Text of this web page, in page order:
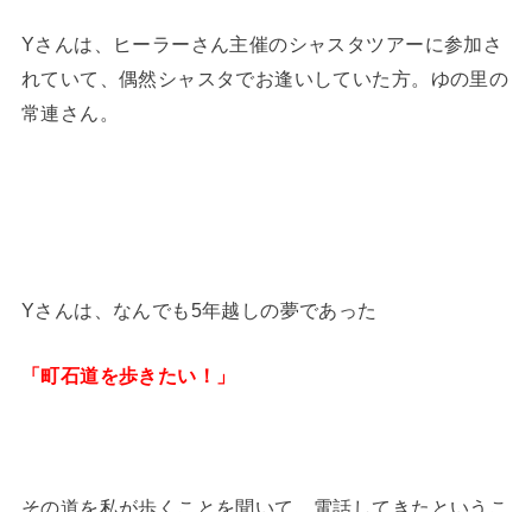
Yさんは、ヒーラーさん主催のシャスタツアーに参加さ
れていて、偶然シャスタでお逢いしていた方。ゆの里の
常連さん。
Yさんは、なんでも5年越しの夢であった
「町石道を歩きたい！」
その道を私が歩くことを聞いて、電話してきたというこ